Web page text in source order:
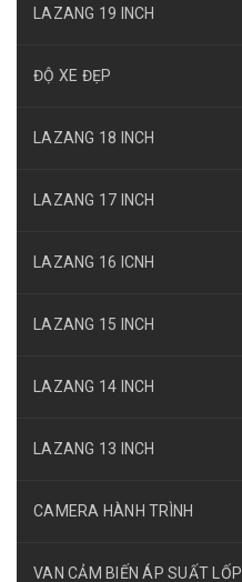
LAZANG 19 INCH
ĐỘ XE ĐẸP
LAZANG 18 INCH
LAZANG 17 INCH
LAZANG 16 ICNH
LAZANG 15 INCH
LAZANG 14 INCH
LAZANG 13 INCH
CAMERA HÀNH TRÌNH
VAN CẢM BIẾN ÁP SUẤT LỐP